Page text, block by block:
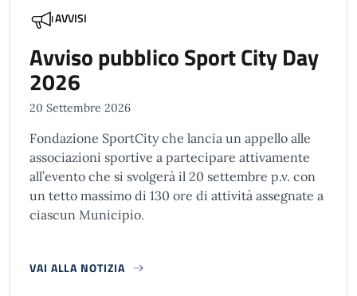
AVVISI
Avviso pubblico Sport City Day
2026
20 Settembre 2026
Fondazione SportCity che lancia un appello alle
associazioni sportive a partecipare attivamente
all’evento che si svolgerà il 20 settembre p.v. con
un tetto massimo di 130 ore di attività assegnate a
ciascun Municipio.
VAI ALLA NOTIZIA